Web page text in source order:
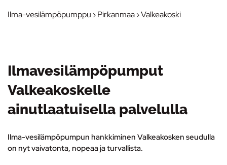
Ilma-vesilämpöpumppu ›Pirkanmaa› Valkeakoski
Ilmavesilämpöpumput
Valkeakoskelle
ainutlaatuisella palvelulla
Ilma-vesilämpöpumpun hankkiminen Valkeakosken seudulla
on nyt vaivatonta, nopeaa ja turvallista.